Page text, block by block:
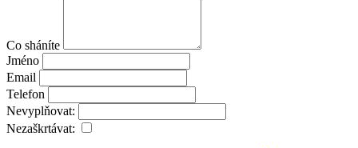
Co sháníte
Jméno
Email
Telefon
Nevyplňovat:
Nezaškrtávat: